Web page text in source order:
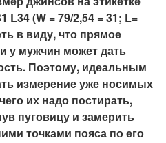
L34 (W = 79/2,54 = 31; L=
в виду, что прямое
у мужчин может дать
Поэтому, идеальным
измерение уже носимых
их надо постирать,
пуговицу и замерить
точками пояса по его